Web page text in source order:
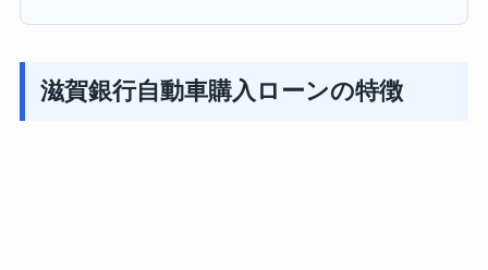
滋賀銀行自動車購入ローンの特徴